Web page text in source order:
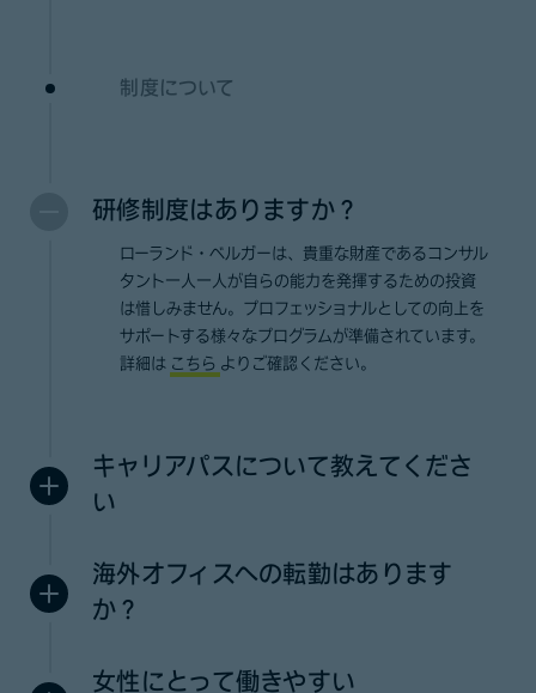
制度について
研修制度はありますか？
ローランド・ベルガーは、貴重な財産であるコンサル
タント一人一人が自らの能力を発揮するための投資
は惜しみません。プロフェッショナルとしての向上を
サポートする様々なプログラムが準備されています。
詳細は こちら よりご確認ください。
キャリアパスについて教えてくださ
い
海外オフィスへの転勤はあります
か？
女性にとって働きやすい